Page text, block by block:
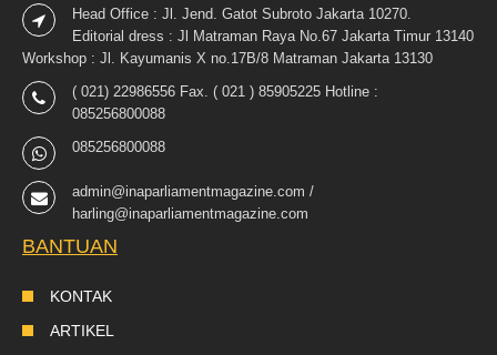
Head Office : Jl. Jend. Gatot Subroto Jakarta 10270.
Editorial dress : Jl Matraman Raya No.67 Jakarta Timur 13140
Workshop : Jl. Kayumanis X no.17B/8 Matraman Jakarta 13130
( 021) 22986556 Fax. ( 021 ) 85905225 Hotline :
085256800088
085256800088
admin@inaparliamentmagazine.com /
harling@inaparliamentmagazine.com
BANTUAN
KONTAK
ARTIKEL